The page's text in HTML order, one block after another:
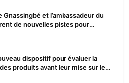
Gnassingbé et l’ambassadeur du
de nouvelles pistes pour
bilatérale
dispositif pour évaluer la
produits avant leur mise sur le